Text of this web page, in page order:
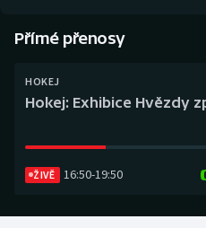
Box
Dostihy
Přímé přenosy
HOKEJ
Hokej: Exhibice Hvězdy
ŽIVĚ 16:50-19:50